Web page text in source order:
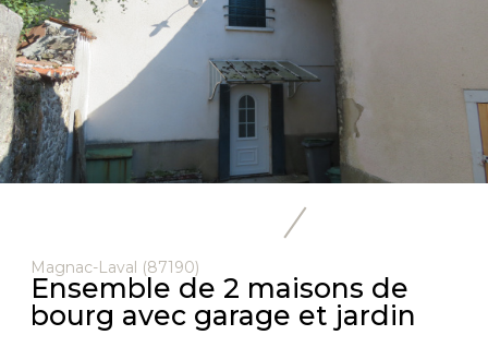
Magnac-Laval (87190)
Ensemble de 2 maisons de
bourg avec garage et jardin